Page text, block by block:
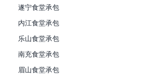
遂宁食堂承包
内江食堂承包
乐山食堂承包
南充食堂承包
眉山食堂承包